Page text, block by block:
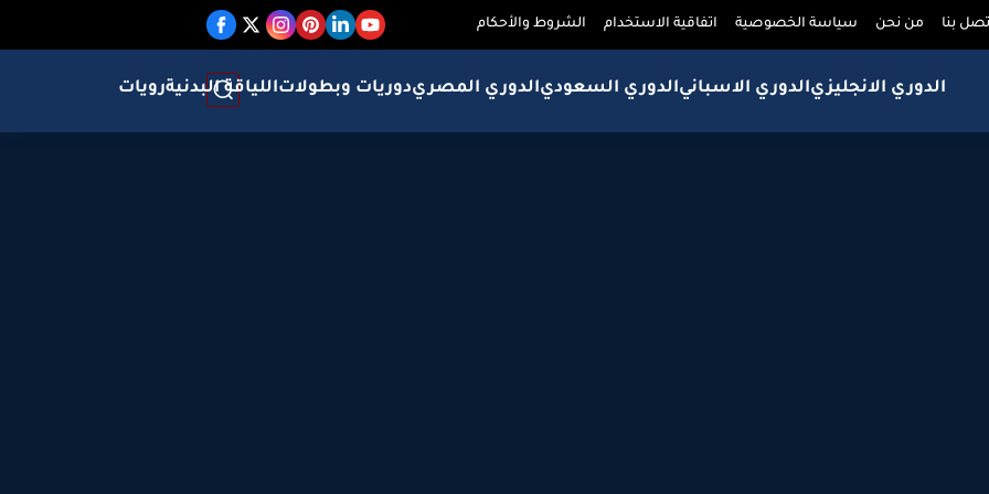
بنا من نحن سياسة الخصوصية اتفاقية الاستخدام الشروط والأحكام
الدوري الانجليزيالدوري الاسبانيالدوري السعوديالدوري المصريدوريات وبطولاتاللياقة البدنيةرويات